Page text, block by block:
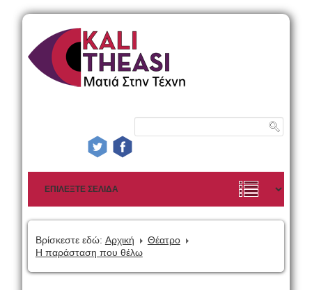
Βρίσκεστε εδώ: Αρχική
Θέατρο
Η παράσταση που θέλω